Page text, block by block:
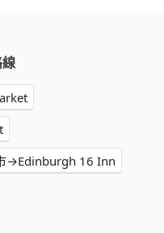
→Edinburgh 16 Inn